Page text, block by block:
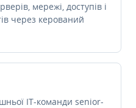
мережі, доступів і
через керований
IT-команди senior-